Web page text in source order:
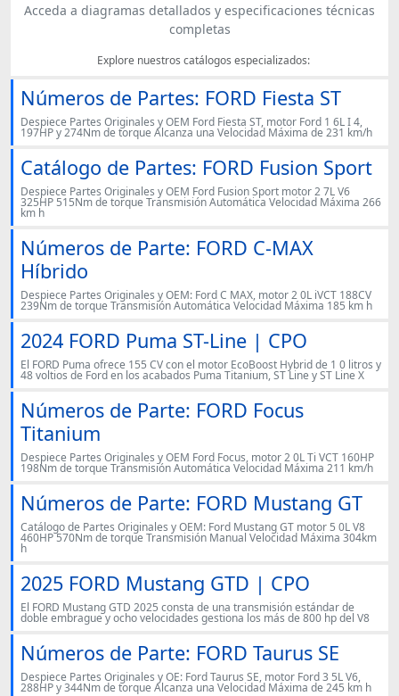
Acceda a diagramas detallados y especificaciones técnicas
completas
Explore nuestros catálogos especializados:
Números de Partes: FORD Fiesta ST
Despiece Partes Originales y OEM Ford Fiesta ST, motor Ford 1 6L I 4,
197HP y 274Nm de torque Alcanza una Velocidad Máxima de 231 km/h
Catálogo de Partes: FORD Fusion Sport
Despiece Partes Originales y OEM Ford Fusion Sport motor 2 7L V6
325HP 515Nm de torque Transmisión Automática Velocidad Máxima 266
km h
Números de Parte: FORD C-MAX
Híbrido
Despiece Partes Originales y OEM: Ford C MAX, motor 2 0L iVCT 188CV
239Nm de torque Transmisión Automática Velocidad Máxima 185 km h
2024 FORD Puma ST-Line | CPO
El FORD Puma ofrece 155 CV con el motor EcoBoost Hybrid de 1 0 litros y
48 voltios de Ford en los acabados Puma Titanium, ST Line y ST Line X
Números de Parte: FORD Focus
Titanium
Despiece Partes Originales y OEM Ford Focus, motor 2 0L Ti VCT 160HP
198Nm de torque Transmisión Automática Velocidad Máxima 211 km/h
Números de Parte: FORD Mustang GT
Catálogo de Partes Originales y OEM: Ford Mustang GT motor 5 0L V8
460HP 570Nm de torque Transmisión Manual Velocidad Máxima 304km
h
2025 FORD Mustang GTD | CPO
El FORD Mustang GTD 2025 consta de una transmisión estándar de
doble embrague y ocho velocidades gestiona los más de 800 hp del V8
Números de Parte: FORD Taurus SE
Despiece Partes Originales y OE: Ford Taurus SE, motor Ford 3 5L V6,
288HP y 344Nm de torque Alcanza una Velocidad Máxima de 245 km h